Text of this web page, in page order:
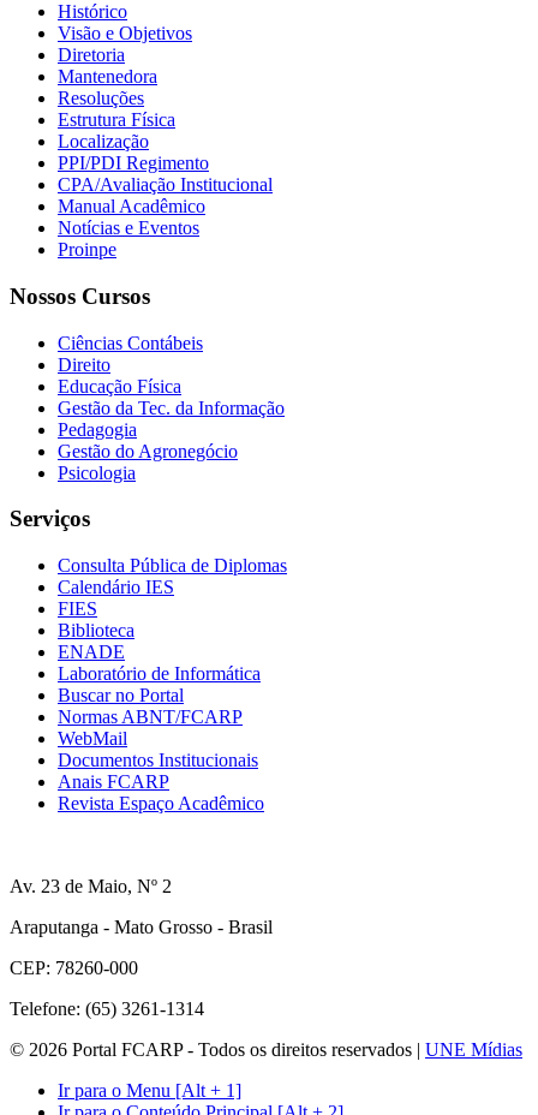
Histórico
Visão e Objetivos
Diretoria
Mantenedora
Resoluções
Estrutura Física
Localização
PPI/PDI Regimento
CPA/Avaliação Institucional
Manual Acadêmico
Notícias e Eventos
Proinpe
Nossos Cursos
Ciências Contábeis
Direito
Educação Física
Gestão da Tec. da Informação
Pedagogia
Gestão do Agronegócio
Psicologia
Serviços
Consulta Pública de Diplomas
Calendário IES
FIES
Biblioteca
ENADE
Laboratório de Informática
Buscar no Portal
Normas ABNT/FCARP
WebMail
Documentos Institucionais
Anais FCARP
Revista Espaço Acadêmico
Av. 23 de Maio, Nº 2
Araputanga - Mato Grosso - Brasil
CEP: 78260-000
Telefone: (65) 3261-1314
© 2026 Portal FCARP - Todos os direitos reservados | UNE Mídias
Ir para o Menu [Alt + 1]